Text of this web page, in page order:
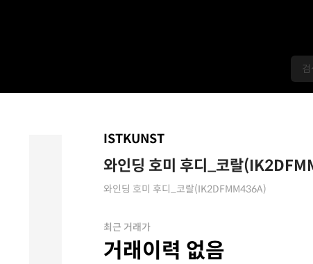
ISTKUNST
와인딩 호미 후디_코랄
와인딩 호미 후디_코랄(IK2DFMM436A)
최근 거래가
거래이력 없음